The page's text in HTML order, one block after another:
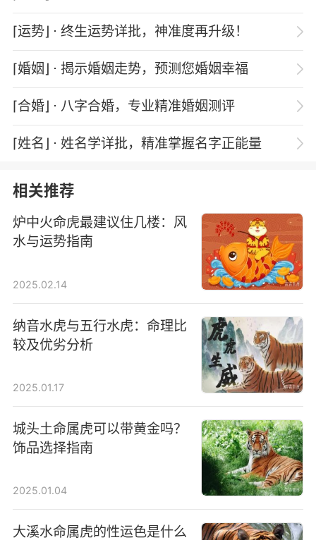
⌈运势⌋ ⋅ 终生运势详批，神准度再升级！
⌈婚姻⌋ ⋅ 揭示婚姻走势，预测您婚姻幸福
⌈合婚⌋ ⋅ 八字合婚，专业精准婚姻测评
⌈姓名⌋ ⋅ 姓名学详批，精准掌握名字正能量
相关推荐
炉中火命虎最建议住几楼：风
水与运势指南
2025.02.14
纳音水虎与五行水虎：命理比
较及优劣分析
2025.01.17
城头土命属虎可以带黄金吗？
饰品选择指南
2025.01.04
大溪水命属虎的性运色是什么